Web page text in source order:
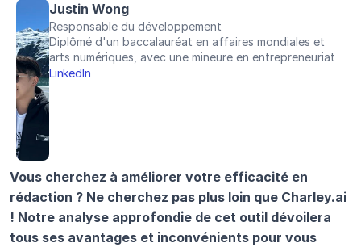
Justin Wong
Responsable du développement
Diplômé d'un baccalauréat en affaires mondiales et
arts numériques, avec une mineure en entrepreneuriat
LinkedIn
Vous cherchez à améliorer votre efficacité en
rédaction ? Ne cherchez pas plus loin que Charley.ai
! Notre analyse approfondie de cet outil dévoilera
tous ses avantages et inconvénients pour vous